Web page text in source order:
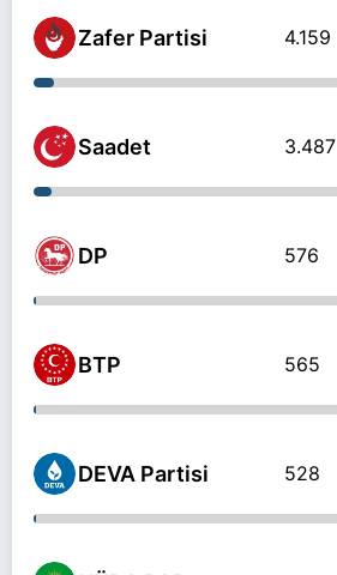
Zafer Partisi 4.159
Saadet 3.487
DP 576
BTP 565
DEVA Partisi 528